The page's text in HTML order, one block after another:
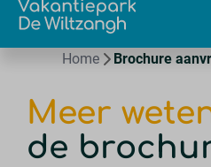
Home
Brochure
Meer
de